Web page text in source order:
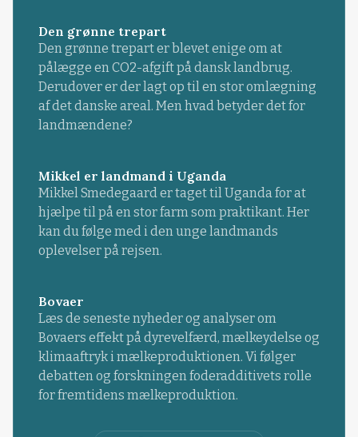
Den grønne trepart
Den grønne trepart er blevet enige om at
pålægge en CO2-afgift på dansk landbrug.
Derudover er der lagt op til en stor omlægning
af det danske areal. Men hvad betyder det for
landmændene?
Mikkel er landmand i Uganda
Mikkel Smedegaard er taget til Uganda for at
hjælpe til på en stor farm som praktikant. Her
kan du følge med i den unge landmands
oplevelser på rejsen.
Bovaer
Læs de seneste nyheder og analyser om
Bovaers effekt på dyrevelfærd, mælkeydelse og
klimaaftryk i mælkeproduktionen. Vi følger
debatten og forskningen foderadditivets rolle
for fremtidens mælkeproduktion.